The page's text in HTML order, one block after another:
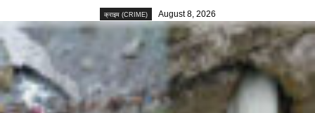
क्राइम (CRIME) August 8, 2026